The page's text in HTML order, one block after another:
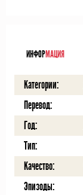
ИНФОРМАЦИЯ
Категории:
Перевод:
Год:
Тип:
Качество:
Эпизоды: